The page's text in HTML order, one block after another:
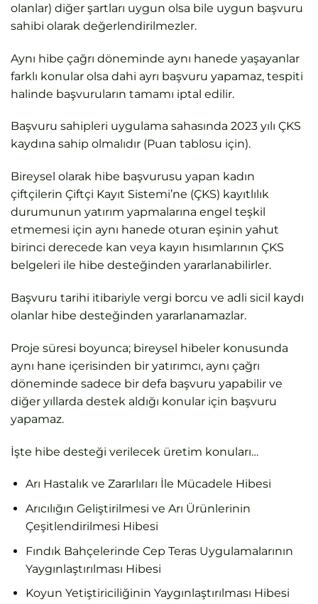
olanlar) diğer şartları uygun olsa bile uygun başvuru
sahibi olarak değerlendirilmezler.
Aynı hibe çağrı döneminde aynı hanede yaşayanlar
farklı konular olsa dahi ayrı başvuru yapamaz, tespiti
halinde başvuruların tamamı iptal edilir.
Başvuru sahipleri uygulama sahasında 2023 yılı ÇKS
kaydına sahip olmalıdır (Puan tablosu için).
Bireysel olarak hibe başvurusu yapan kadın
çiftçilerin Çiftçi Kayıt Sistemi’ne (ÇKS) kayıtlılık
durumunun yatırım yapmalarına engel teşkil
etmemesi için aynı hanede oturan eşinin yahut
birinci derecede kan veya kayın hısımlarının ÇKS
belgeleri ile hibe desteğinden yararlanabilirler.
Başvuru tarihi itibariyle vergi borcu ve adli sicil kaydı
olanlar hibe desteğinden yararlanamazlar.
Proje süresi boyunca; bireysel hibeler konusunda
aynı hane içerisinden bir yatırımcı, aynı çağrı
döneminde sadece bir defa başvuru yapabilir ve
diğer yıllarda destek aldığı konular için başvuru
yapamaz.
İşte hibe desteği verilecek üretim konuları…
Arı Hastalık ve Zararlıları İle Mücadele Hibesi
Arıcılığın Geliştirilmesi ve Arı Ürünlerinin
Çeşitlendirilmesi Hibesi
Fındık Bahçelerinde Cep Teras Uygulamalarının
Yaygınlaştırılması Hibesi
Koyun Yetiştiriciliğinin Yaygınlaştırılması Hibesi